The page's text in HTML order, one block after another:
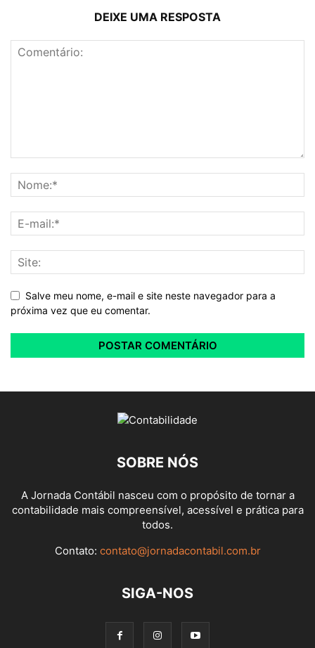
DEIXE UMA RESPOSTA
Salve meu nome, e-mail e site neste navegador para a
próxima vez que eu comentar.
SOBRE NÓS
A Jornada Contábil nasceu com o propósito de tornar a
contabilidade mais compreensível, acessível e prática para
todos.
Contato: contato@jornadacontabil.com.br
SIGA-NOS